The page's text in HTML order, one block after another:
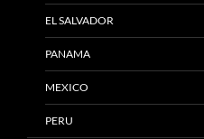
EL SALVADOR
PANAMA
MEXICO
PERU